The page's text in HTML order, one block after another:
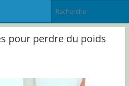
pour perdre du poids